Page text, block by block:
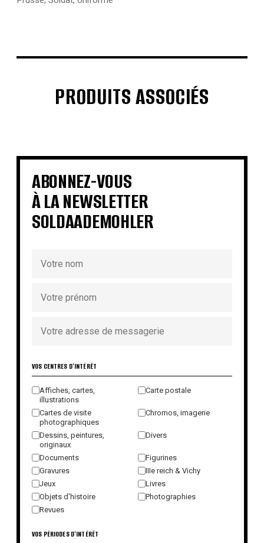
PRODUITS ASSOCIÉS
€ € €
€ € €
€ €
ABONNEZ-VOUS
À LA NEWSLETTER
SOLDAADEMOHLER
VOS CENTRES D'INTÉRÊT
Affiches, cartes,
illustrations
Carte postale
Cartes de visite
photographiques
Chromos, imagerie
Dessins, peintures,
originaux
Divers
Documents
Figurines
Gravures
IIIe reich & Vichy
Jeux
Livres
Objets d'histoire
Photographies
Revues
VOS PÉRIODES D'INTÉRÊT